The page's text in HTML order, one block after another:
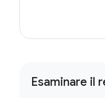
Esaminare il